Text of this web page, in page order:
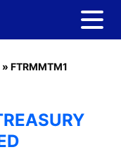
» FTRMMTM1